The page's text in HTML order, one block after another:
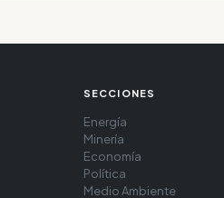
SECCIONES
Energía
Minería
Economía
Política
Medio Ambiente